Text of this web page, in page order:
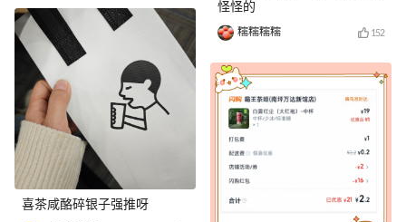
喜茶咸酪碎银子强推呀
怪怪的
糯糯糯糯 152